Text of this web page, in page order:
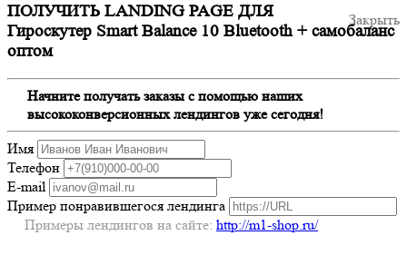
Закрыть
ПОЛУЧИТЬ LANDING PAGE ДЛЯ
Гироскутер Smart Balance 10 Bluetooth + самобаланс
оптом
Начните получать заказы с помощью наших
высококонверсионных лендингов уже сегодня!
Имя
Телефон
E-mail
Пример понравившегося лендинга
Примеры лендингов на сайте: http://m1-shop.ru/